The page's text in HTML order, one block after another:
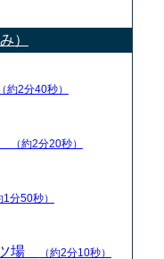
）
（約2分40秒）
（約2分20秒）
1分50秒）
場 （約2分10秒）